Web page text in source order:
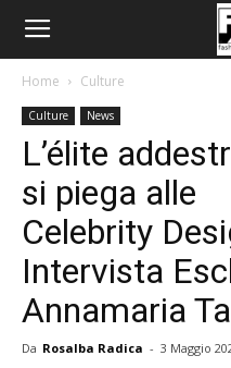
Home Culture
Culture News
L’élite
si piega alle
Celebrity
Intervista
Annamaria
Da Rosalba Radica - 3 Maggio